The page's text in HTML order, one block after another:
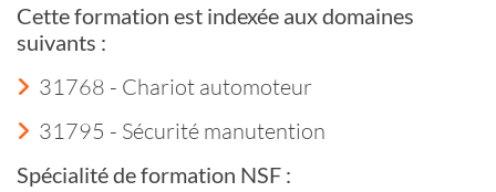
Cette formation est indexée aux domaines
suivants :
31768 - Chariot automoteur
31795 - Sécurité manutention
Spécialité de formation NSF :